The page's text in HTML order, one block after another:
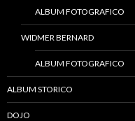
ALBUM FOTOGRAFICO
WIDMER BERNARD
ALBUM FOTOGRAFICO
ALBUM STORICO
DOJO